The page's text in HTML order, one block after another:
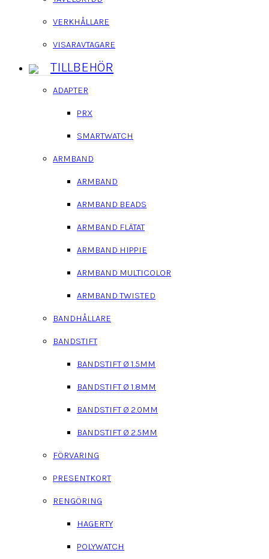
VERKHÅLLARE
VISARAVTAGARE
TILLBEHÖR
ADAPTER
PRX
SMARTWATCH
ARMBAND
ARMBAND
ARMBAND BEADS
ARMBAND FLÄTAT
ARMBAND HIPPIE
ARMBAND MULTICOLOR
ARMBAND TWISTED
BANDHÅLLARE
BANDSTIFT
BANDSTIFT Ø 1.5MM
BANDSTIFT Ø 1.8MM
BANDSTIFT Ø 2.0MM
BANDSTIFT Ø 2.5MM
FÖRVARING
PRESENTKORT
RENGÖRING
HAGERTY
POLYWATCH